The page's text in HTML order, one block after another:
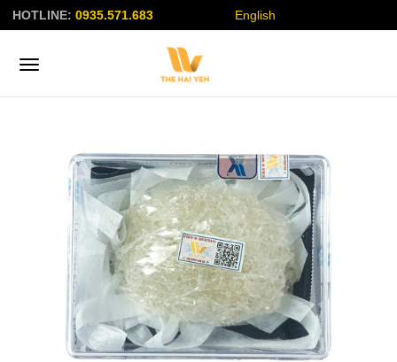
HOTLINE: 0935.571.683 English